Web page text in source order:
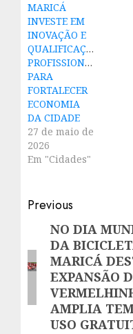
MARICÁ
INVESTE EM
INOVAÇÃO E
QUALIFICAÇÃO
PROFISSIONAL
PARA
FORTALECER
ECONOMIA
DA CIDADE
27 de maio de
2026
Em "Cidades"
Post
navigation
Previous
Previous
post:
NO DIA
DA
MARICÁ
EXPANSÃO
AMPLIA
USO